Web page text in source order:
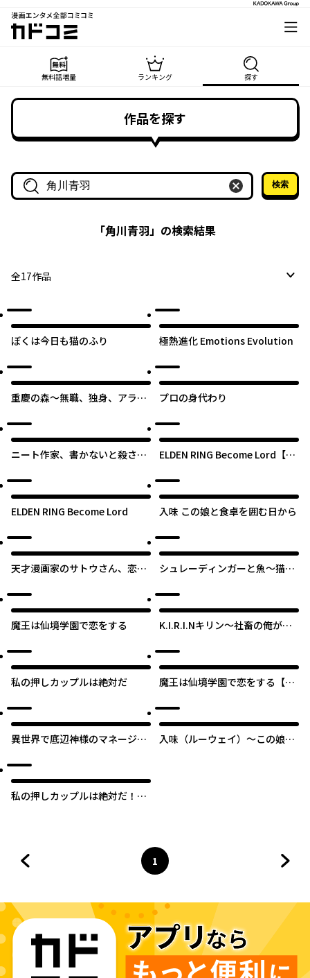
漫画エンタメ全部コミコミ
カドコミ
無料話増量 ランキング 探す
作品を探す
作品名・作家名で探す
検索
「角川青羽」の検索結果
全17作品
ぼくは今日も猫のふり 極熱進化 Emotions Evolution
重慶の森～無職、独身、アラサ
プロの身代わり
ニート作家、書かないと殺され
ELDEN RING Become Lord【タ
ELDEN RING Become Lord 入味 この娘と食卓を囲む日から
天才漫画家のサトウさん、恋愛
シュレーディンガーと魚～猫と
魔王は仙境学園で恋をする
K.I.R.I.Nキリン～社畜の俺が逃
ク】
私の押しカップルは絶対だ
魔王は仙境学園で恋をする【タ
異世界で底辺神様のマネージャ
入味（ルーウェイ）～この娘と
私の押しカップルは絶対だ！
ページ
1
へ